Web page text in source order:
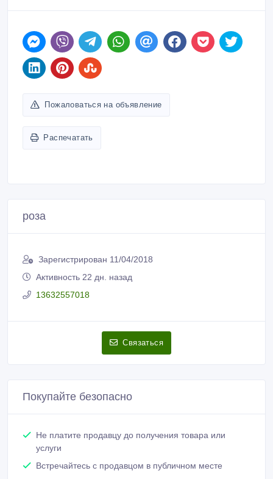
Пожаловаться на объявление
Распечатать
роза
Зарегистрирован 11/04/2018
Активность 22 дн. назад
13632557018
Связаться
Покупайте безопасно
Не платите продавцу до получения товара или
услуги
Встречайтесь с продавцом в публичном месте